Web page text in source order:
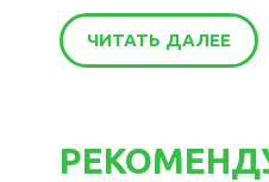
ЧИТАТЬ ДАЛЕЕ